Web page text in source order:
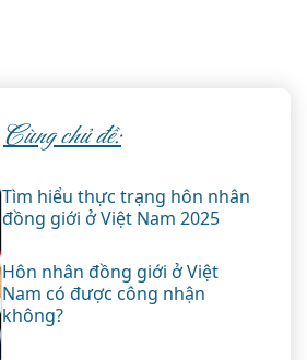
Cùng chủ đề:
Tìm hiểu thực trạng hôn nhân
đồng giới ở Việt Nam 2025
Hôn nhân đồng giới ở Việt
Nam có được công nhận
không?